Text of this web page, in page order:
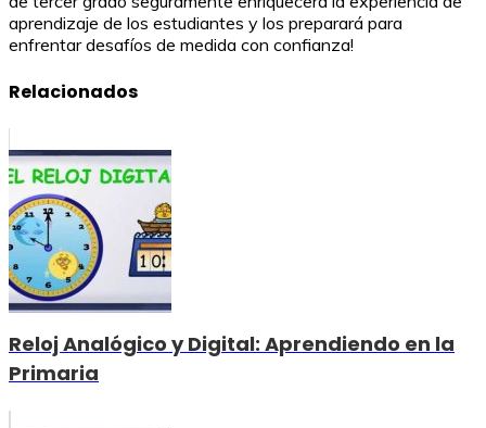
aprendizaje de los estudiantes y los preparará para
enfrentar desafíos de medida con confianza!
Relacionados
Reloj Analógico y Digital: Aprendiendo en la
Primaria